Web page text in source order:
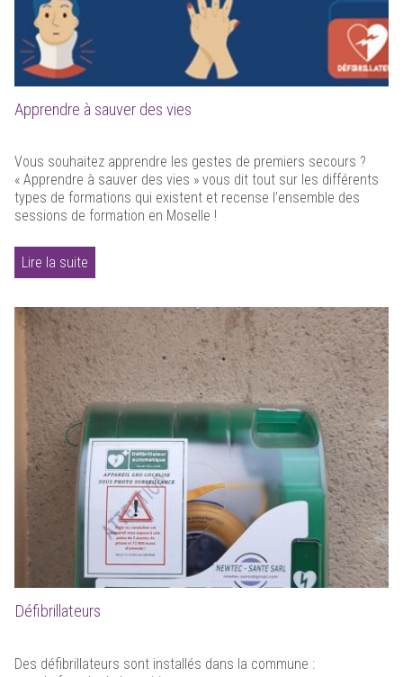
Apprendre à sauver des vies
Vous souhaitez apprendre les gestes de premiers secours ?
« Apprendre à sauver des vies » vous dit tout sur les différents
types de formations qui existent et recense l’ensemble des
sessions de formation en Moselle !
Lire la suite
Défibrillateurs
Des défibrillateurs sont installés dans la commune :